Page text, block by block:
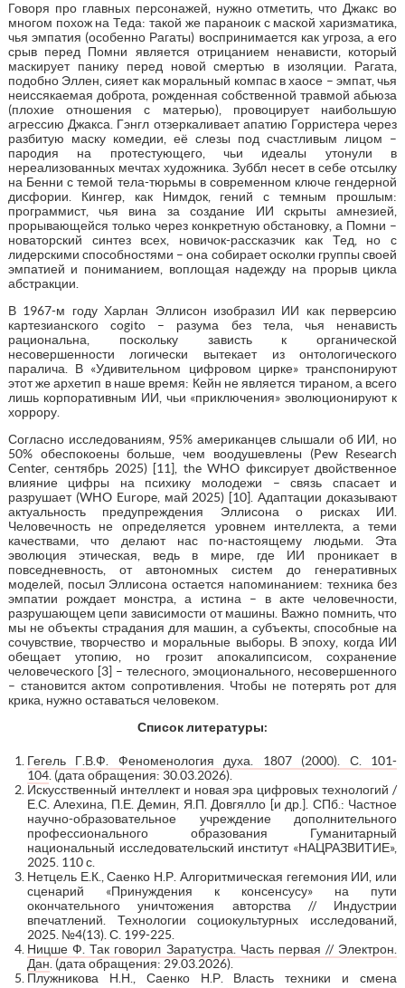
Говоря про главных персонажей, нужно отметить, что Джакс во
многом похож на Теда: такой же параноик с маской харизматика,
чья эмпатия (особенно Рагаты) воспринимается как угроза, а его
срыв перед Помни является отрицанием ненависти, который
маскирует панику перед новой смертью в изоляции. Рагата,
подобно Эллен, сияет как моральный компас в хаосе – эмпат, чья
неиссякаемая доброта, рожденная собственной травмой абьюза
(плохие отношения с матерью), провоцирует наибольшую
агрессию Джакса. Гэнгл отзеркаливает апатию Горристера через
разбитую маску комедии, её слезы под счастливым лицом –
пародия на протестующего, чьи идеалы утонули в
нереализованных мечтах художника. Зуббл несет в себе отсылку
на Бенни с темой тела-тюрьмы в современном ключе гендерной
дисфории. Кингер, как Нимдок, гений с темным прошлым:
программист, чья вина за создание ИИ скрыты амнезией,
прорывающейся только через конкретную обстановку, а Помни –
новаторский синтез всех, новичок-рассказчик как Тед, но с
лидерскими способностями – она собирает осколки группы своей
эмпатией и пониманием, воплощая надежду на прорыв цикла
абстракции.
В 1967-м году Харлан Эллисон изобразил ИИ как перверсию
картезианского cogito – разума без тела, чья ненависть
рациональна, поскольку зависть к органической
несовершенности логически вытекает из онтологического
паралича. В «Удивительном цифровом цирке» транспонируют
этот же архетип в наше время: Кейн не является тираном, а всего
лишь корпоративным ИИ, чьи «приключения» эволюционируют к
хоррору.
Согласно исследованиям, 95% американцев слышали об ИИ, но
50% обеспокоены больше, чем воодушевлены (Pew Research
Center, сентябрь 2025) [11], the WHO фиксирует двойственное
влияние цифры на психику молодежи – связь спасает и
разрушает (WHO Europe, май 2025) [10]. Адаптации доказывают
актуальность предупреждения Эллисона о рисках ИИ.
Человечность не определяется уровнем интеллекта, а теми
качествами, что делают нас по-настоящему людьми. Эта
эволюция этическая, ведь в мире, где ИИ проникает в
повседневность, от автономных систем до генеративных
моделей, посыл Эллисона остается напоминанием: техника без
эмпатии рождает монстра, а истина – в акте человечности,
разрушающем цепи зависимости от машины. Важно помнить, что
мы не объекты страдания для машин, а субъекты, способные на
сочувствие, творчество и моральные выборы. В эпоху, когда ИИ
обещает утопию, но грозит апокалипсисом, сохранение
человеческого [3] – телесного, эмоционального, несовершенного
– становится актом сопротивления. Чтобы не потерять рот для
крика, нужно оставаться человеком.
Список литературы:
Гегель Г.В.Ф. Феноменология духа. 1807 (2000). С. 101-
104. (дата обращения: 30.03.2026).
Искусственный интеллект и новая эра цифровых технологий /
Е.С. Алехина, П.Е. Демин, Я.П. Довгялло [и др.]. СПб.: Частное
научно-образовательное учреждение дополнительного
профессионального образования Гуманитарный
национальный исследовательский институт «НАЦРАЗВИТИЕ»,
2025. 110 с.
Нетцель Е.К., Саенко Н.Р. Алгоритмическая гегемония ИИ, или
сценарий «Принуждения к консенсусу» на пути
окончательного уничтожения авторства // Индустрии
впечатлений. Технологии социокультурных исследований,
2025. №4(13). С. 199-225.
Ницше Ф. Так говорил Заратустра. Часть первая // Электрон.
Дан . (дата обращения: 29.03.2026).
Плужникова Н.Н., Саенко Н.Р. Власть техники и смена